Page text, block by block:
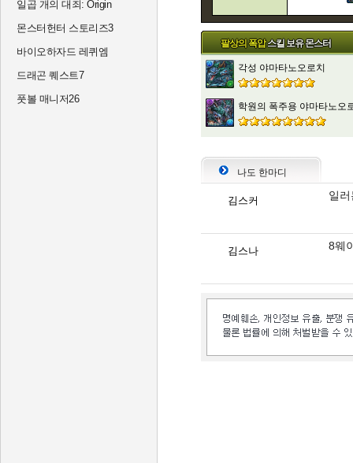
일곱 개의 대죄: Origin
몬스터헌터 스토리즈3
바이오하자드 레퀴엠
드래곤 퀘스트7
풋볼 매니저26
팔상의 폭압스킬 보유 몬스터
각성 야마타노오로치
학원의 폭주용 야마타노오
나도 한마디
김스커 일
김스나 8웨